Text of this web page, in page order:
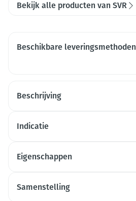
Bekijk alle producten van SVR
Beschikbare leveringsmethoden
Beschrijving
Indicatie
Eigenschappen
Samenstelling